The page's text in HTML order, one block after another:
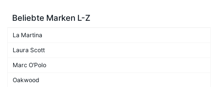
Beliebte Marken L-Z
La Martina
Laura Scott
Marc O’Polo
Oakwood